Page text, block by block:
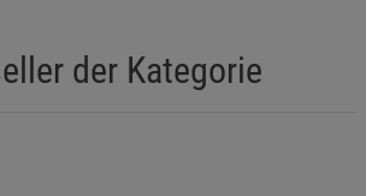
der Kategorie